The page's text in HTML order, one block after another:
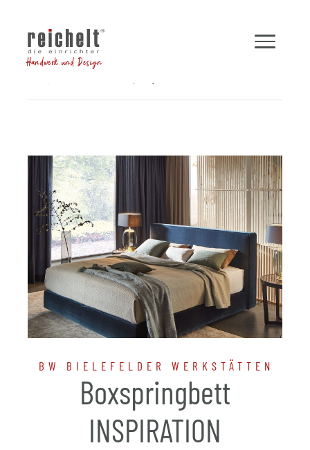
Handwerk und Design
BW BIELEFELDER WERKSTÄTTEN
Boxspringbett
INSPIRATION